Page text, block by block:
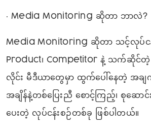
• Media Monitoring ဆိုတာ ဘာလဲ?
Media Monitoring ဆိုတာ သင့်လုပ်ငန်
Product၊ Competitor နဲ့ သက်ဆိုင်
လိုင်း မီဒီယာတွေမှာ ထွက်ပေါ်နေတဲ့ အ
အချိန်နဲ့တစ်ပြေးညီ စောင့်ကြည့်၊ စုဆောင်း
ပေးတဲ့ လုပ်ငန်းစဉ်တစ်ခု ဖြစ်ပါတယ်။